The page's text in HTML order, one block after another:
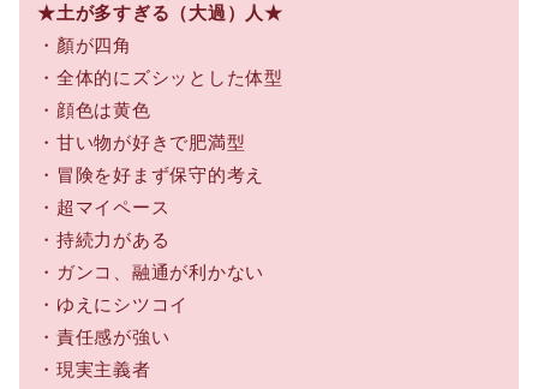
★土が多すぎる（大過）人★
・顏が四角
・全体的にズシッとした体型
・顔色は黄色
・甘い物が好きで肥満型
・冒険を好まず保守的考え
・超マイペース
・持続力がある
・ガンコ、融通が利かない
・ゆえにシツコイ
・責任感が強い
・現実主義者